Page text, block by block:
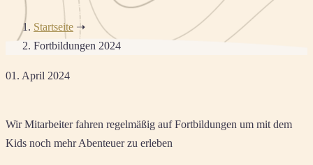
Startseite ➝
Fortbildungen 2024
01. April 2024
Wir Mitarbeiter fahren regelmäßig auf Fortbildungen um mit dem
Kids noch mehr Abenteuer zu erleben